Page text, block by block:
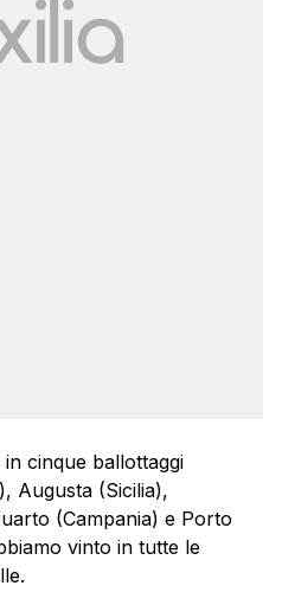
cinque ballottaggi
Augusta (Sicilia),
(Campania) e Porto
vinto in tutte le